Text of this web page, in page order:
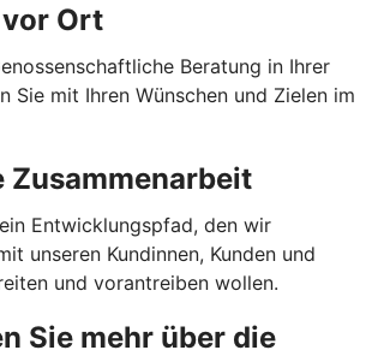
Ort
Beratung in Ihrer
Sie mit Ihren Wünschen und Zielen im
Zusammenarbeit
Entwicklungspfad, den wir
unseren Kundinnen, Kunden und
und vorantreiben wollen.
Sie mehr über die